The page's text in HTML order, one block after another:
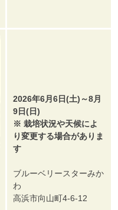
2026年6月6日(土)～8月
9日(日)
※ 栽培状況や天候によ
り変更する場合がありま
す
ブルーベリースターみか
わ
高浜市向山町4-6-12